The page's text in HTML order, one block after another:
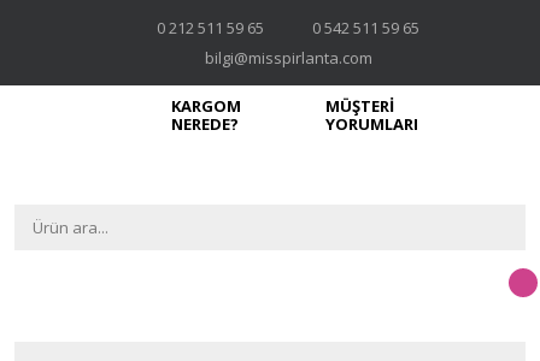
0 212 511 59 65
0 542 511 59 65
bilgi@misspirlanta.com
KARGOM
NEREDE?
MÜŞTERİ
YORUMLARI